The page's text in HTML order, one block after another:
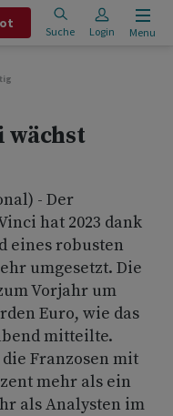
Suche Login Menu
wächst
- Der
hat 2023 dank
eines robusten
umgesetzt. Die
Vorjahr um
Euro, wie das
mitteilte.
Franzosen mit
mehr als ein
als Analysten im